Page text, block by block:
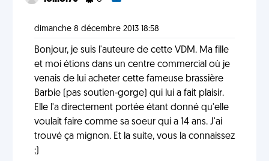
dimanche 8 décembre 2013 18:58
Bonjour, je suis l'auteure de cette VDM. Ma fille
et moi étions dans un centre commercial où je
venais de lui acheter cette fameuse brassière
Barbie (pas soutien-gorge) qui lui a fait plaisir.
Elle l'a directement portée étant donné qu'elle
voulait faire comme sa soeur qui a 14 ans. J'ai
trouvé ça mignon. Et la suite, vous la connaissez
;)